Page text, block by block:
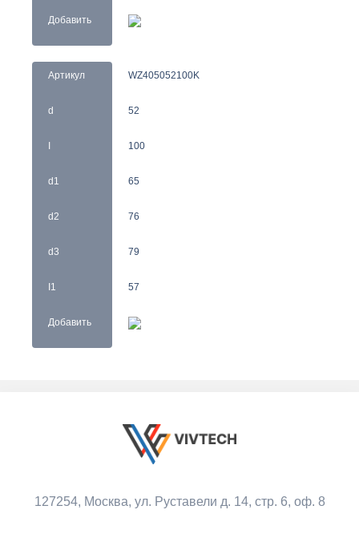
Добавить
Артикул
d
d1
d2
d3
I1
Добавить
WZ405052100K
52
100
65
76
79
57
127254, Москва, ул. Руставели д. 14, стр. 6, оф. 8